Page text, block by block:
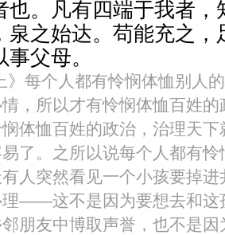
也。凡有四端于我者，
泉之始达。苟能充之，
父母。
》每个人都有怜悯体恤别人
，所以才有怜悯体恤百姓
体恤百姓的政治，治理天
了。之所以说每个人都有
人突然看见一个小孩要掉
——这不是因为要想去和这
朋友中博取声誉，也不是